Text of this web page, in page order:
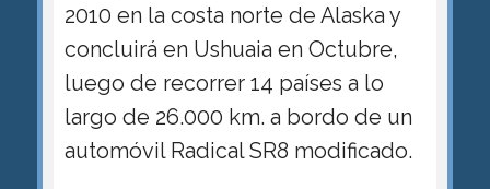
2010 en la costa norte de Alaska y
concluirá en Ushuaia en Octubre,
luego de recorrer 14 países a lo
largo de 26.000 km. a bordo de un
automóvil Radical SR8 modificado.